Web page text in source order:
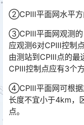
②CPⅢ平面网水平方
③CPⅢ平面网观测的
应观测6对CPⅢ控制
由测站到CPⅢ点的最
CPⅢ控制点应有3个
④CPⅢ平面网可根据
长度不宜小于4km，
点。